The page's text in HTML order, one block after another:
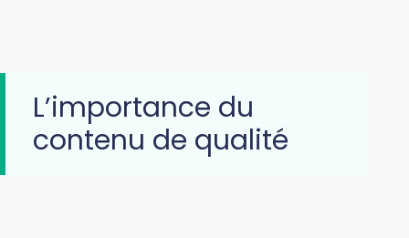
L’importance du
contenu de qualité